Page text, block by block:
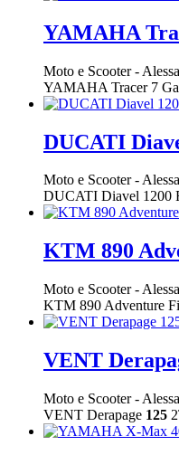
YAMAHA
Moto e Scooter-
YAMAHA Tracer 7
DUCATI
Moto e Scooter-
DUCATI Diavel 1200
KTM 890
Moto e Scooter-
KTM 890 Adventure
VENT
Moto e Scooter-
VENT Derapage 125